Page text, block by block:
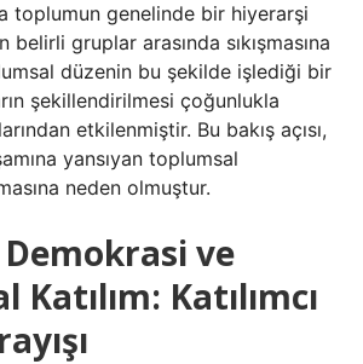
toplumun genelinde bir hiyerarşi
gruplar arasında sıkışmasına
düzenin bu şekilde işlediği bir
şekillendirilmesi çoğunlukla
etkilenmiştir. Bu bakış açısı,
yansıyan toplumsal
neden olmuştur.
Demokrasi ve
Katılım: Katılımcı